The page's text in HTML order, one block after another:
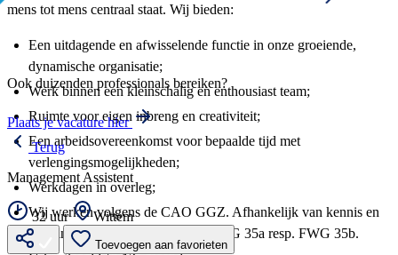
mens tot mens centraal staat. Wij bieden:
Een uitdagende en afwisselende functie in onze groeiende,
dynamische organisatie;
Werk binnen een kleinschalig en enthousiast team;
Ruimte voor eigen inbreng en creativiteit;
Een arbeidsovereenkomst voor bepaalde tijd met
verlengingsmogelijkheden;
Werkdagen in overleg;
Wij werken volgens de CAO GGZ. Afhankelijk van kennis en
ervaring vindt indeling plaats in FWG 35a resp. FWG 35b.
Ook duizenden professionals bereiken?
Plaats je vacature hier
Terug
Management Assistent
32 uur Wittem
Toevoegen aan favorieten